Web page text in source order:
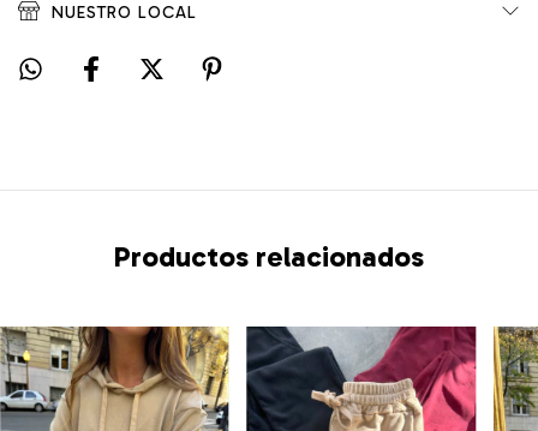
NUESTRO LOCAL
Productos relacionados